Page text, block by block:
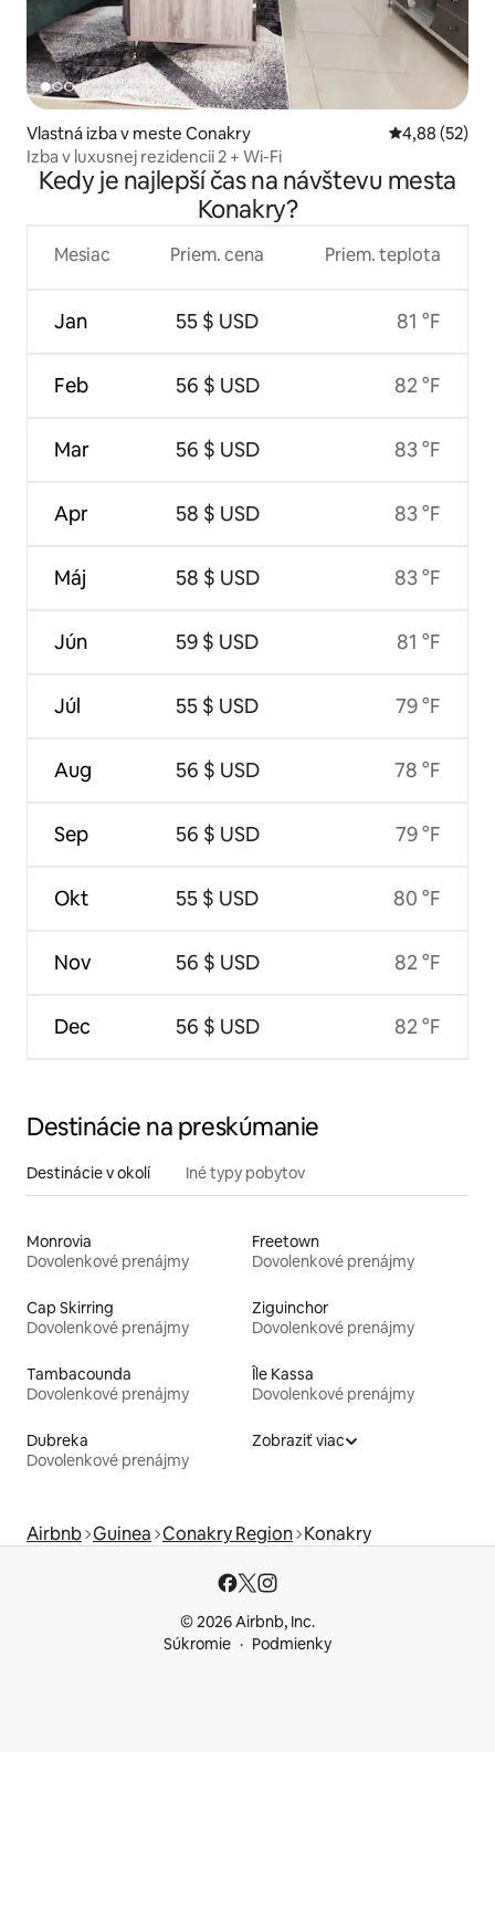
Vlastná izba v meste Conakry Priemerné
4,88 (52)
Izba v luxusnej rezidencii 2 + Wi-Fi
Kedy je najlepší čas na návštevu mesta
Konakry?
Mesiac
Jan
Feb
Mar
Apr
Máj
Jún
Júl
Aug
Sep
Okt
Nov
Dec
Priem. cena
55 $ USD
56 $ USD
56 $ USD
58 $ USD
58 $ USD
59 $ USD
55 $ USD
56 $ USD
56 $ USD
55 $ USD
56 $ USD
56 $ USD
Priem. teplota
81 °F
82 °F
83 °F
83 °F
83 °F
81 °F
79 °F
78 °F
79 °F
80 °F
82 °F
82 °F
Destinácie na preskúmanie
Destinácie v okolí Iné typy pobytov
Monrovia
Dovolenkové prenájmy
Freetown
Dovolenkové prenájmy
Cap Skirring
Dovolenkové prenájmy
Ziguinchor
Dovolenkové prenájmy
Tambacounda
Dovolenkové prenájmy
Île Kassa
Dovolenkové prenájmy
Dubreka
Dovolenkové prenájmy
Zobraziť viac
Airbnb Guinea Conakry Region Konakry
© 2026 Airbnb, Inc.
Súkromie
Podmienky